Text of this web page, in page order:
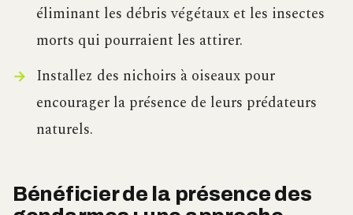
éliminant les débris végétaux et les insectes
morts qui pourraient les attirer.
Installez des nichoirs à oiseaux pour
encourager la présence de leurs prédateurs
naturels.
Bénéficier de la présence des